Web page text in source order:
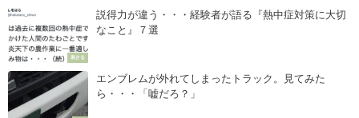
刺さる
説得力が違う・・・経験者が語る『熱中症対策に大切
なこと』７選
エンブレムが外れてしまったトラック。見てみた
ら・・・「嘘だろ？」